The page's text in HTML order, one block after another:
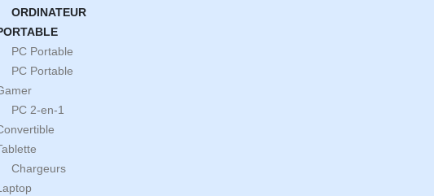
ORDINATEUR
PC Portable
PC Portable
PC 2-en-1
Chargeurs